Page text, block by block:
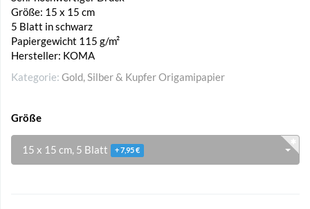
Größe: 15 x 15 cm
5 Blatt in schwarz
Papiergewicht 115 g/m²
Hersteller: KOMA
Kategorie: Gold, Silber & Kupfer Origamipapier
Größe
15 x 15 cm, 5 Blatt + 7,95 €